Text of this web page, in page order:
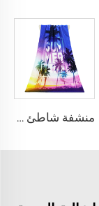
منشفة شاطئ مطبوعة من القطن كبيرة الحجم